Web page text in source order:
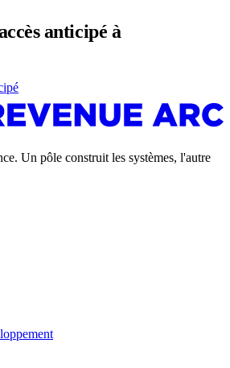
anticipé à
Un pôle construit les systèmes, l'autre